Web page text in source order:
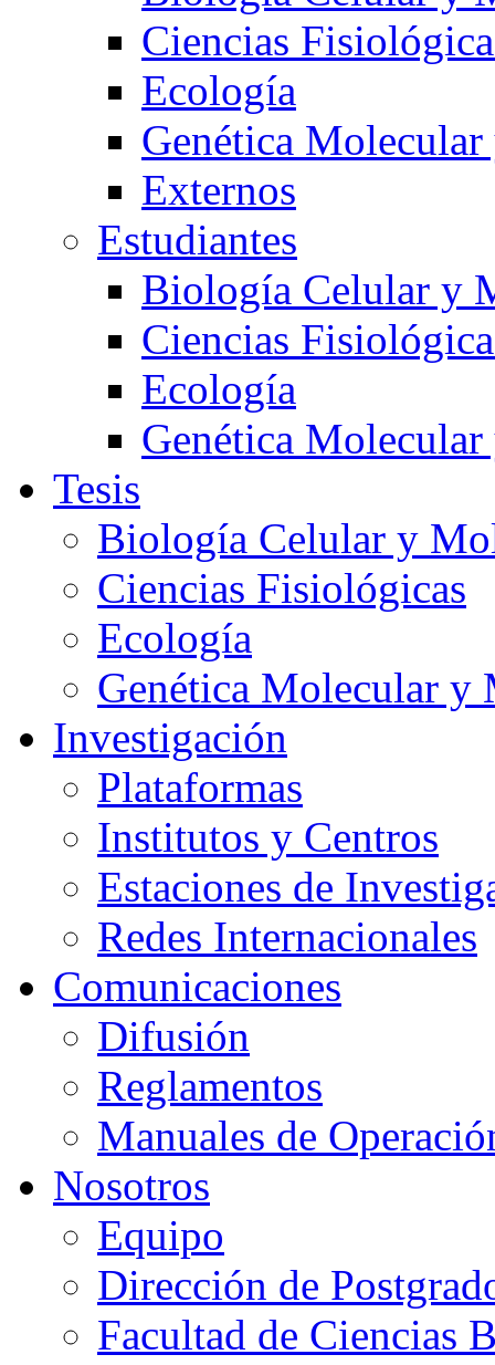
Ciencias
Ecología
Genética
Externos
Estudiantes
Biología Celular y
Ciencias
Ecología
Genética
Tesis
Biología Celular y
Ciencias Fisiológicas
Ecología
Genética Molecular
Investigación
Plataformas
Institutos y Centros
Estaciones de
Redes Internacionales
Comunicaciones
Difusión
Reglamentos
Manuales de
Nosotros
Equipo
Dirección de
Facultad de Ciencias